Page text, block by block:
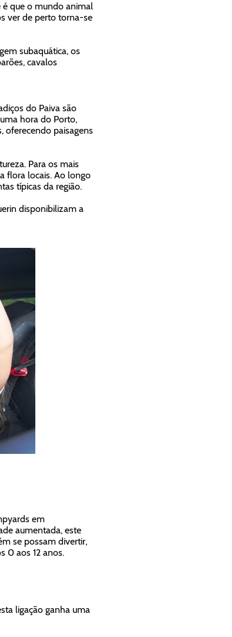
é que o mundo animal
ver de perto torna-se
subaquática, os
cavalos
do Paiva são
hora do Porto,
oferecendo paisagens
Para os mais
flora locais. Ao longo
típicas da região.
disponibilizam a
em
aumentada, este
se possam divertir,
0 aos 12 anos.
ligação ganha uma